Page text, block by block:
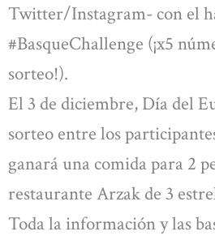
Twitter/Instagram- con el
#BasqueChallenge (¡x5
sorteo!).
El 3 de diciembre, Día del
sorteo entre los
ganará una comida para 2
restaurante Arzak de 3
Toda la información y las